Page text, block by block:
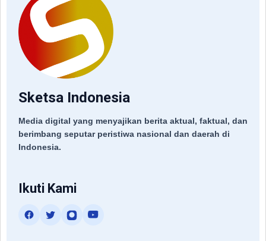
Sketsa Indonesia
Media digital yang menyajikan berita aktual, faktual, dan
berimbang seputar peristiwa nasional dan daerah di
Indonesia.
Ikuti Kami